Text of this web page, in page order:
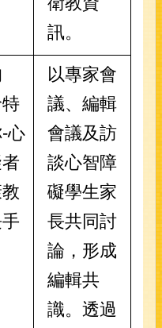
訊。
心
以專家會
議、編輯
會議及訪
談心智障
礙學生家
長共同討
論，形成
編輯共
識。透過